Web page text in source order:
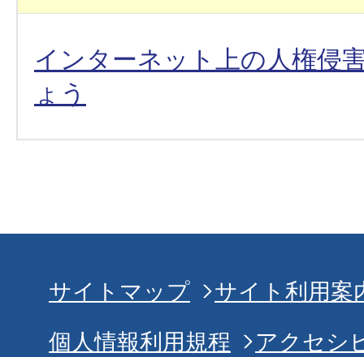
インターネット上の人権侵
ょう
サイトマップ
サイト利用案
個人情報利用規程
アクセシ